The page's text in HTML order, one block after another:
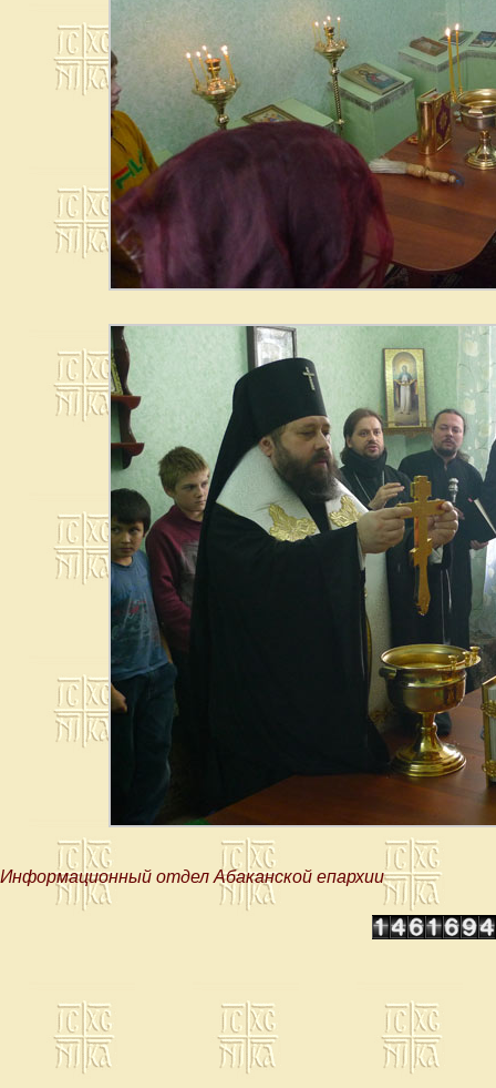
Информационный отдел Абаканской епархии